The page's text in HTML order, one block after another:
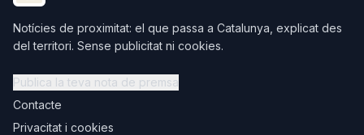
Notícies de proximitat: el que passa a Catalunya, explicat des
del territori. Sense publicitat ni cookies.
Publica la teva nota de premsa
Contacte
Privacitat i cookies